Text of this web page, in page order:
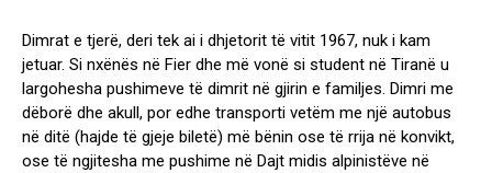
Dimrat e tjerë, deri tek ai i dhjetorit të vitit 1967, nuk i kam
jetuar. Si nxënës në Fier dhe më vonë si student në Tiranë u
largohesha pushimeve të dimrit në gjirin e familjes. Dimri me
dëborë dhe akull, por edhe transporti vetëm me një autobus
në ditë (hajde të gjeje biletë) më bënin ose të rrija në konvikt,
ose të ngjitesha me pushime në Dajt midis alpinistëve në